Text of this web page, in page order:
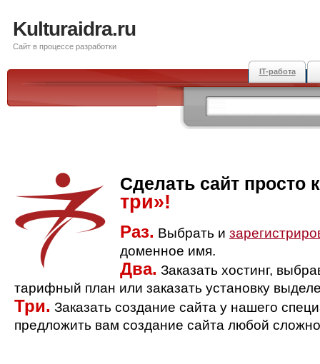
Kulturaidra.ru
Сайт в процессе разработки
IT-работа
Сделать сайт просто
три»!
Раз. Выбрать и
доменное имя.
Два. Заказать хостинг,
тарифный план или заказать установку
Три. Заказать создание сайта у нашего
предложить вам создание сайта любой